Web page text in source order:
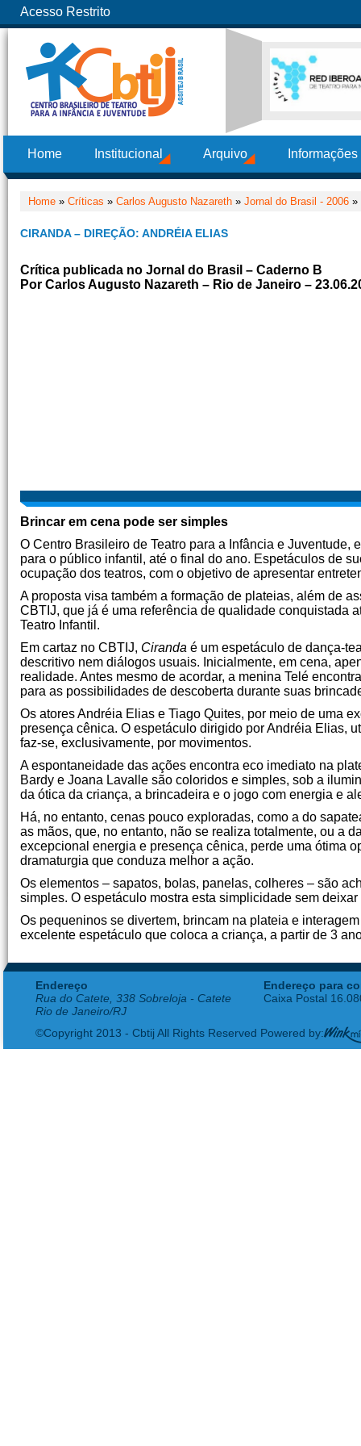
Acesso Restrito
Home Institucional Arquivo
Home » Críticas » Carlos Augusto Nazareth » Jornal do Brasil - 2006 »
CIRANDA – DIREÇÃO: ANDRÉIA ELIAS
Crítica publicada no Jornal do Brasil – Caderno B
Por Carlos Augusto Nazareth – Rio de Janeiro –
Brincar em cena pode ser simples
O Centro Brasileiro de Teatro para a Infância e
para o público infantil, até o final do ano. Espetáculos de
ocupação dos teatros, com o objetivo de apresentar
A proposta visa também a formação de plateias, além de
CBTIJ, que já é uma referência de qualidade conquistada
Teatro Infantil.
Em cartaz no CBTIJ, Ciranda é um espetáculo de dança-
descritivo nem diálogos usuais. Inicialmente, em cena,
realidade. Antes mesmo de acordar, a menina Telé
para as possibilidades de descoberta durante suas
Os atores Andréia Elias e Tiago Quites, por meio de uma
presença cênica. O espetáculo dirigido por Andréia Elias,
faz-se, exclusivamente, por movimentos.
A espontaneidade das ações encontra eco imediato na
Bardy e Joana Lavalle são coloridos e simples, sob a
da ótica da criança, a brincadeira e o jogo com energia e
Há, no entanto, cenas pouco exploradas, como a do
as mãos, que, no entanto, não se realiza totalmente, ou a
excepcional energia e presença cênica, perde uma ótima
dramaturgia que conduza melhor a ação.
Os elementos – sapatos, bolas, panelas, colheres – são
simples. O espetáculo mostra esta simplicidade sem
Os pequeninos se divertem, brincam na plateia e
excelente espetáculo que coloca a criança, a partir de 3
Endereço
Rua do Catete, 338 Sobreloja - Catete
Rio de Janeiro/RJ
Endereço para
Caixa Postal
©Copyright 2013 - Cbtij All Rights Reserved Powered by: